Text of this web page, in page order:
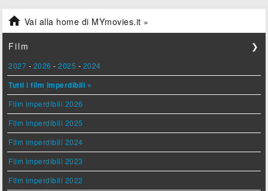
 Vai alla home di MYmovies.it »
Film ❯
2027 - 2026 -2025 - 2024
Tutti i film imperdibili »
Film imperdibili 2026
Film imperdibili 2025
Film imperdibili 2024
Film imperdibili 2023
Film imperdibili 2022